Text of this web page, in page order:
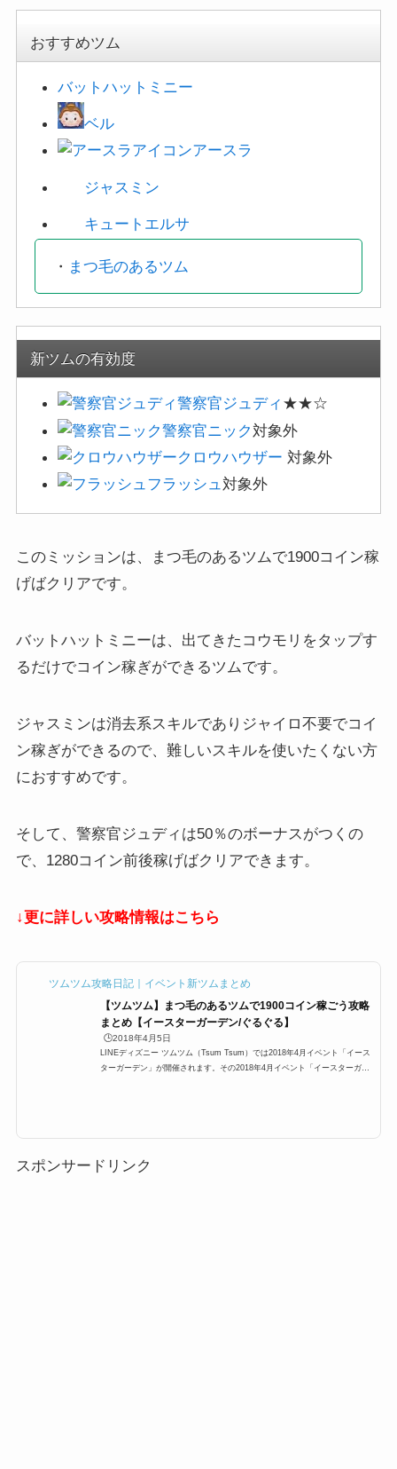
おすすめツム
バットハットミニー
ベル
アースラ
ジャスミン
キュートエルサ
・ まつ毛のあるツム
新ツムの有効度
警察官ジュディ ★★☆
警察官ニック対象外
クロウハウザー対象外
フラッシュ対象外
このミッションは、まつ毛のあるツムで1900コイン稼
げばクリアです。
バットハットミニーは、出てきたコウモリをタップす
るだけでコイン稼ぎができるツムです。
ジャスミンは消去系スキルでありジャイロ不要でコイ
ン稼ぎができるので、難しいスキルを使いたくない方
におすすめです。
そして、警察官ジュディは50％のボーナスがつくの
で、1280コイン前後稼げばクリアできます。
↓更に詳しい攻略情報はこちら
ツムツム攻略日記｜イベント新ツムまとめ
【ツムツム】まつ毛のあるツムで1900コイン稼ごう攻略
まとめ【イースターガーデン/ぐるぐる】
🕒️2018年4月5日
LINEディズニー ツムツム（Tsum Tsum）では2018年4月イベント「イース
ターガーデン」が開催されます。その2018年4月イベント「イースターガー
あるツム・キャラクター一覧ま...
スポンサードリンク